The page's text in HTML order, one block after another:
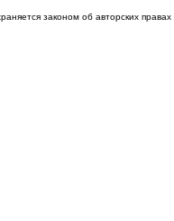
законом об авторских